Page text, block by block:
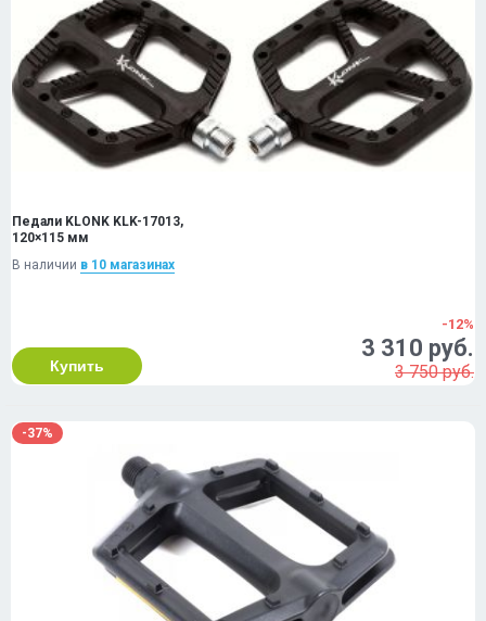
Педали KLONK KLK-17013,
120×115 мм
В наличии в 10 магазинах
Купить
-12%
3 310 руб.
3 750 руб.
-37%